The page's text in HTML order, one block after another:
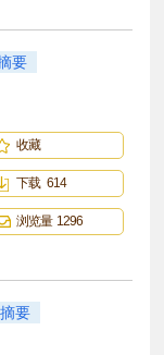
要
收藏
下载 614
浏览量 1296
摘要